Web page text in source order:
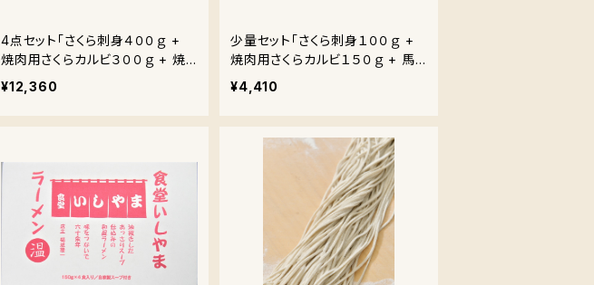
4点セット「さくら刺身４００ｇ +
焼肉用さくらカルビ３００ｇ + 焼
肉用味付さくら肉２５０ｇ + 馬肉
ジャーキー１パック」
¥12,360
少量セット「さくら刺身１００ｇ +
焼肉用さくらカルビ１５０ｇ + 馬
肉ジャーキー１パック」
¥4,410